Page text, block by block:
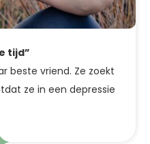
tijd”
beste vriend. Ze zoekt
ze in een depressie